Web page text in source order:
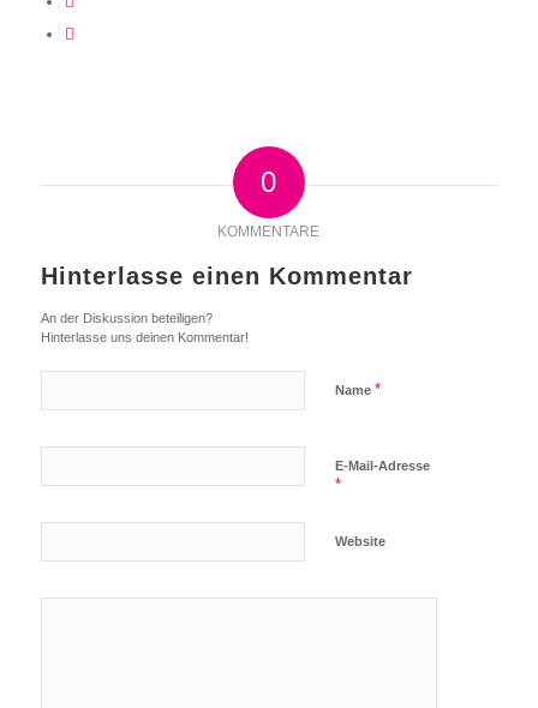
0
KOMMENTARE
Hinterlasse einen Kommentar
An der Diskussion beteiligen?
Hinterlasse uns deinen Kommentar!
Name *
E-Mail-Adresse
*
Website